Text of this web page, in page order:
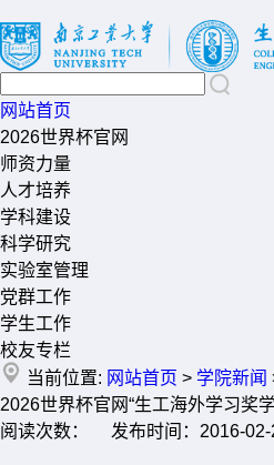
网站首页
2026世界杯官网
师资力量
人才培养
学科建设
科学研究
实验室管理
党群工作
学生工作
校友专栏
当前位置: 网站首页 > 学院新闻
2026世界杯官网“生工海外学习奖
阅读次数： 发布时间：2016-